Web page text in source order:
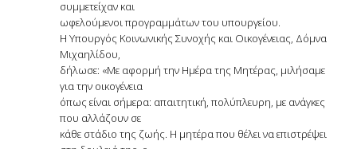
συμμετείχαν και
ωφελούμενοι προγραμμάτων του υπουργείου.
Η Υπουργός Κοινωνικής Συνοχής και Οικογένειας, Δόμνα
Μιχαηλίδου,
δήλωσε: «Με αφορμή την Ημέρα της Μητέρας, μιλήσαμε
για την οικογένεια
όπως είναι σήμερα: απαιτητική, πολύπλευρη, με ανάγκες
που αλλάζουν σε
κάθε στάδιο της ζωής. Η μητέρα που θέλει να επιστρέψει